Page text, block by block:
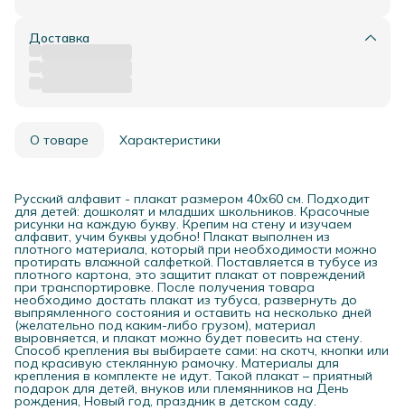
Доставка
О товаре Характеристики
Русский алфавит - плакат размером 40х60 см. Подходит
для детей: дошколят и младших школьников. Красочные
рисунки на каждую букву. Крепим на стену и изучаем
алфавит, учим буквы удобно! Плакат выполнен из
плотного материала, который при необходимости можно
протирать влажной салфеткой. Поставляется в тубусе из
плотного картона, это защитит плакат от повреждений
при транспортировке. После получения товара
необходимо достать плакат из тубуса, развернуть до
выпрямленного состояния и оставить на несколько дней
(желательно под каким-либо грузом), материал
выровняется, и плакат можно будет повесить на стену.
Способ крепления вы выбираете сами: на скотч, кнопки или
под красивую стеклянную рамочку. Материалы для
крепления в комплекте не идут. Такой плакат – приятный
подарок для детей, внуков или племянников на День
рождения, Новый год, праздник в детском саду.